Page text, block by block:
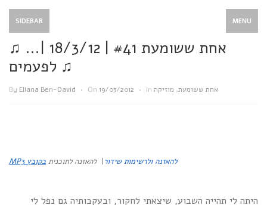
SIDEBAR MENU
♫ …אחת ששומעת #41 | 18/3/12 |
לפעמים ♫
By Eliana Ben-David • On 19/03/2012 • In אחת ששומעת, מוזיקה
להאזנה ולרשימות שידור|להאזנה לתוכנית בקובץ MP3
היתה לי תהייה השבוע, שיצאתי לחקור, ובעקבותיה גם נפל לי